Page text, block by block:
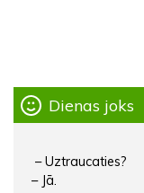
Dienas joks
– Uztraucaties?
– Jā.